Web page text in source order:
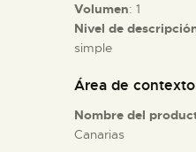
DIDÁCTICA
Volumen: 1
Nivel de
simple
Área de contexto
Nombre del
Canarias